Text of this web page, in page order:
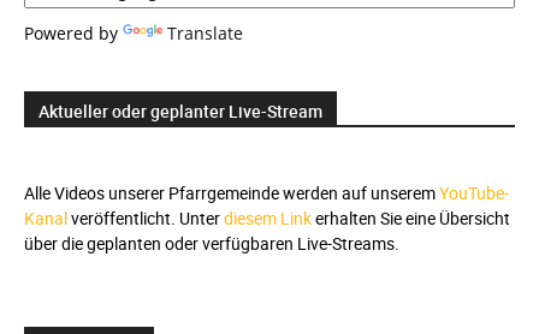
Powered by Translate
Aktueller oder geplanter Live-Stream
Alle Videos unserer Pfarrgemeinde werden auf unseremYouTube-
Kanalveröffentlicht. Unterdiesem Linkerhalten Sie eine Übersicht
über die geplanten oder verfügbaren Live-Streams.